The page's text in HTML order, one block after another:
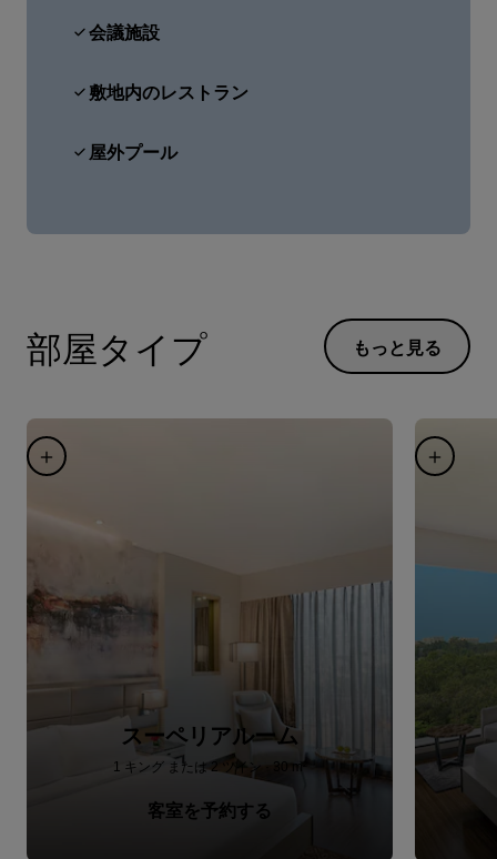
会議施設
敷地内のレストラン
屋外プール
部屋タイプ もっと見る
スーペリアルーム
1 キング または 2 ツイン · 30 m²
客室を予約する